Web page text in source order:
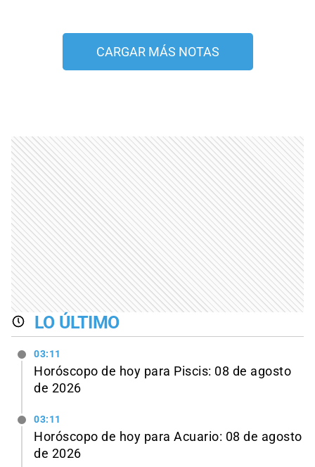
CARGAR MÁS NOTAS
LO ÚLTIMO
03:11
Horóscopo de hoy para Piscis: 08 de agosto
de 2026
03:11
Horóscopo de hoy para Acuario: 08 de agosto
de 2026